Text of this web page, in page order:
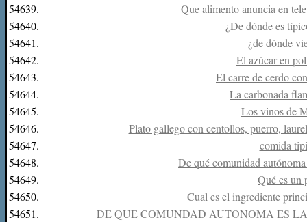
54639.
Que alimento anuncia en
54640.
¿De dónde es
54641.
¿de dónde
54642.
El azúcar en
54643.
El carre de cerdo
54644.
La carbonada
54645.
Los vinos de
54646.
Plato gallego con centollos, puerro,
54647.
comida
54648.
De qué comunidad
54649.
Qué es un
54650.
Cual es el ingrediente
54651.
DE QUE COMUNDAD AUTONOMA ES